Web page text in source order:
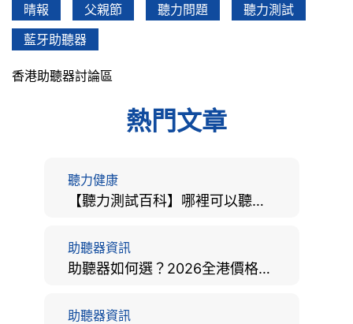
晴報
父親節 聽力問題
聽力測試
藍牙助聽器
香港助聽器討論區
熱門文章
聽力健康
【聽力測試百科】哪裡可以聽力檢查？費用、標準、流程、在家聽力檢測與iPhone測試全攻略
助聽器資訊
助聽器如何選？2026全港價格比較、款式分析及老人選購全攻略
助聽器資訊